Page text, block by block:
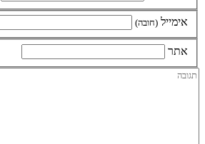
אימייל (חובה)
אתר